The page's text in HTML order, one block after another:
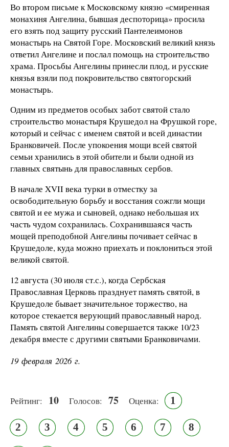
Во втором письме к Московскому князю «смиренная
монахиня Ангелина, бывшая деспоторица» просила
его взять под защиту русский Пантелеимонов
монастырь на Святой Горе. Московский великий князь
ответил Ангелине и послал помощь на строительство
храма. Просьбы Ангелины принесли плод, и русские
князья взяли под покровительство святогорский
монастырь.
Одним из предметов особых забот святой стало
строительство монастыря Крушедол на Фрушкой горе,
который и сейчас с именем святой и всей династии
Бранковичей. После упокоения мощи всей святой
семьи хранились в этой обители и были одной из
главных святынь для православных сербов.
В начале XVII века турки в отместку за
освободительную борьбу и восстания сожгли мощи
святой и ее мужа и сыновей, однако небольшая их
часть чудом сохранилась. Сохранившаяся часть
мощей преподобной Ангелины почивает сейчас в
Крушедоле, куда можно приехать и поклониться этой
великой святой.
12 августа (30 июля ст.с.), когда Сербская
Православная Церковь празднует память святой, в
Крушедоле бывает значительное торжество, на
которое стекается верующий православный народ.
Память святой Ангелины совершается также 10/23
декабря вместе с другими святыми Бранковичами.
19 февраля 2026 г.
Рейтинг: 10 Голосов: 75 Оценка: 1
2 3 4 5 6 7 8